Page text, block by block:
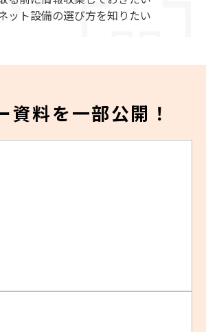
ット設備の選び方を知りたい
資料を一部公開！